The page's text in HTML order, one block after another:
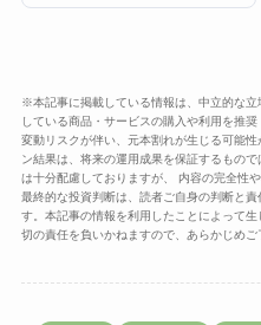
※本記事に掲載している情報は、中立的な
している商品・サービスの購入や利用を推
変動リスクが伴い、元本割れが生じる可能
ン結果は、将来の運用成果を保証するもの
は十分配慮しておりますが、 内容の完全性
最終的な投資判断は、読者ご自身の判断と
す。本記事の情報を利用したことによって
切の責任を負いかねますので、あらかじめご